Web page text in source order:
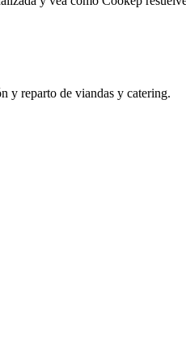
y reparto de viandas y catering.